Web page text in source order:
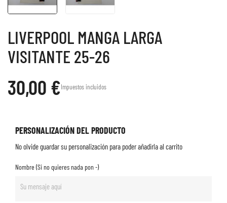
LIVERPOOL MANGA LARGA
VISITANTE 25-26
30,00 €Impuestos incluidos
PERSONALIZACIÓN DEL PRODUCTO
No olvide guardar su personalización para poder añadirla al carrito
Nombre (Si no quieres nada pon -)